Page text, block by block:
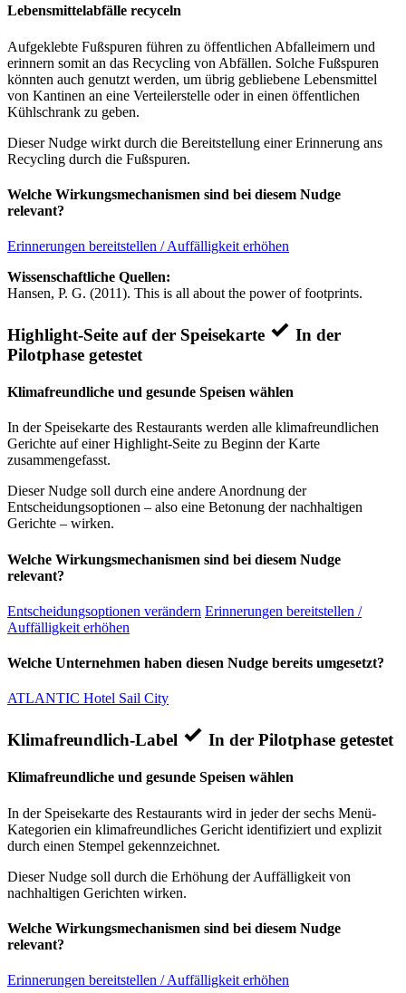
Lebensmittelabfälle recyceln
Aufgeklebte Fußspuren führen zu öffentlichen Abfalleimern und
erinnern somit an das Recycling von Abfällen. Solche Fußspuren
könnten auch genutzt werden, um übrig gebliebene Lebensmittel
von Kantinen an eine Verteilerstelle oder in einen öffentlichen
Kühlschrank zu geben.
Dieser Nudge wirkt durch die Bereitstellung einer Erinnerung ans
Recycling durch die Fußspuren.
Welche Wirkungsmechanismen sind bei diesem Nudge
relevant?
Erinnerungen bereitstellen / Auffälligkeit erhöhen
Wissenschaftliche Quellen:
Hansen, P. G. (2011). This is all about the power of footprints.
Highlight-Seite auf der Speisekarte
In der
Pilotphase getestet
Klimafreundliche und gesunde Speisen wählen
In der Speisekarte des Restaurants werden alle klimafreundlichen
Gerichte auf einer Highlight-Seite zu Beginn der Karte
zusammengefasst.
Dieser Nudge soll durch eine andere Anordnung der
Entscheidungsoptionen – also eine Betonung der nachhaltigen
Gerichte – wirken.
Welche Wirkungsmechanismen sind bei diesem Nudge
relevant?
Entscheidungsoptionen verändern Erinnerungen bereitstellen /
Auffälligkeit erhöhen
Welche Unternehmen haben diesen Nudge bereits umgesetzt?
ATLANTIC Hotel Sail City
Klimafreundlich-Label In der Pilotphase getestet
Klimafreundliche und gesunde Speisen wählen
In der Speisekarte des Restaurants wird in jeder der sechs Menü-
Kategorien ein klimafreundliches Gericht identifiziert und explizit
durch einen Stempel gekennzeichnet.
Dieser Nudge soll durch die Erhöhung der Auffälligkeit von
nachhaltigen Gerichten wirken.
Welche Wirkungsmechanismen sind bei diesem Nudge
relevant?
Erinnerungen bereitstellen / Auffälligkeit erhöhen